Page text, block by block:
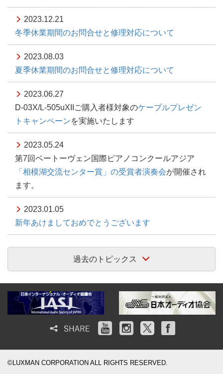
2023.12.21
冬季休業期間のお問合せと修理対応について
2023.08.03
夏季休業期間のお問合せと修理対応について
2023.06.27
D-03X/L-505uXIIご購入者様対象のケーブルプレゼン
トキャンペーンを実施いたします
2023.05.24
第7回ベートーヴェン国際ピアノコンクールアジア
「相模湖交流センター賞」の受賞者演奏会が開催され
ます。
2023.01.05
新年あけましておめでとうございます
過去のトピックス
©LUXMAN CORPORATION ALL RIGHTS RESERVED.